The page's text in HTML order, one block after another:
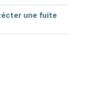
une fuite